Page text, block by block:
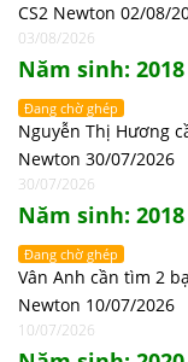
CS2 Newton 02/08/
03/08/2026
Năm sinh: 2018
Đang chờ ghép
Nguyễn Thị Hương
Newton 30/07/2026
30/07/2026
Năm sinh: 2018
Đang chờ ghép
Vân Anh cần tìm 2
Newton 10/07/2026
10/07/2026